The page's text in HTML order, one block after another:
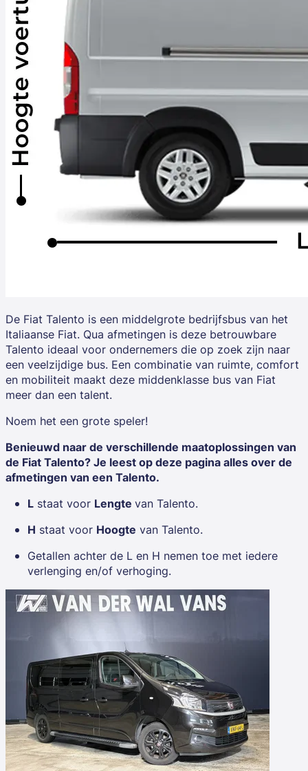
De Fiat Talento is een middelgrote bedrijfsbus van het
Italiaanse Fiat. Qua afmetingen is deze betrouwbare
Talento ideaal voor ondernemers die op zoek zijn naar
een veelzijdige bus. Een combinatie van ruimte, comfort
en mobiliteit maakt deze middenklasse bus van Fiat
meer dan een talent.
Noem het een grote speler!
Benieuwd naar de verschillende maatoplossingen van
de Fiat Talento? Je leest op deze pagina alles over de
afmetingen van een Talento.
L staat voor Lengte van Talento.
H staat voor Hoogte van Talento.
Getallen achter de L en H nemen toe met iedere
verlenging en/of verhoging.